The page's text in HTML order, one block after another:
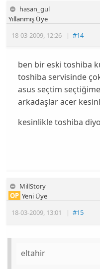
hasan_gul
18-03-2009, 12:26 |#14
Yıllanmış Üye
ben bir eski toshiba
toshiba servisinde
asus seçtim
arkadaşlar acer
kesinlikle toshiba
MillStory
18-03-2009, 13:01 |#15
OP Yeni Üye
eltahir